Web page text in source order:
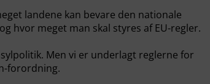
landene kan bevare den nationale
hvor meget man skal styres af EU-regler.
Men vi er underlagt reglerne for
forordning.